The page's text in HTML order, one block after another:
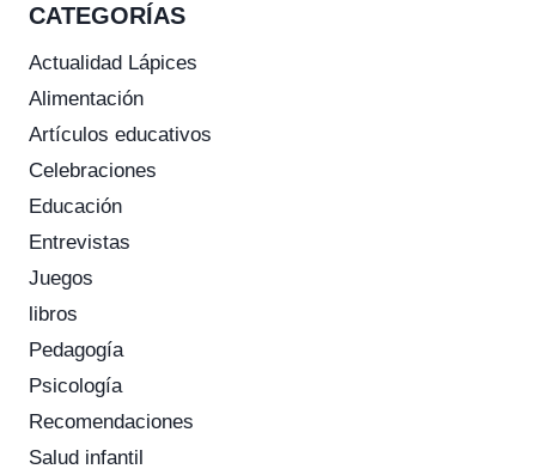
CATEGORÍAS
Actualidad Lápices
Alimentación
Artículos educativos
Celebraciones
Educación
Entrevistas
Juegos
libros
Pedagogía
Psicología
Recomendaciones
Salud infantil